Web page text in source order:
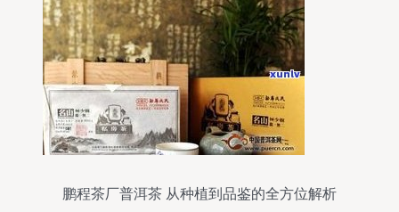
鹏程茶厂普洱茶 从种植到品鉴的全方位解析